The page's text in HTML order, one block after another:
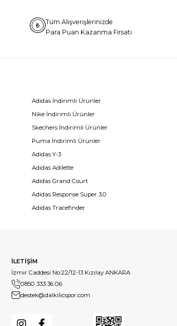
Tüm Alışverişlerinizde
Para Puan Kazanma Fırsatı
Adidas İndirimli Ürünler
Nike İndirimli Ürünler
Skechers İndirimli Ürünler
Puma İndirimli Ürünler
Adidas Y-3
Adidas Adilette
Adidas Grand Court
Adidas Response Super 3.0
Adidas Tracefinder
İLETİŞİM
İzmir Caddesi No:22/12-13 Kızılay ANKARA
0850 333 36 06
destek@dalkilicspor.com